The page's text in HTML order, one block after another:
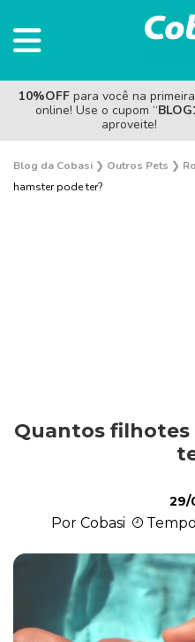
10%OFF para você na
online! Use o cupom “
aproveite!
Blog da Cobasi ❯ Outros Pets ❯
hamster pode ter?
Exóticos
Quantos
29/
Por Cobasi